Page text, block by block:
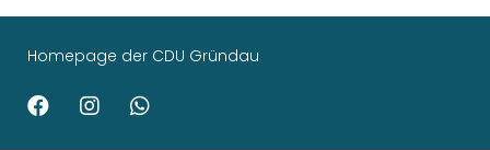
Homepage der CDU Gründau